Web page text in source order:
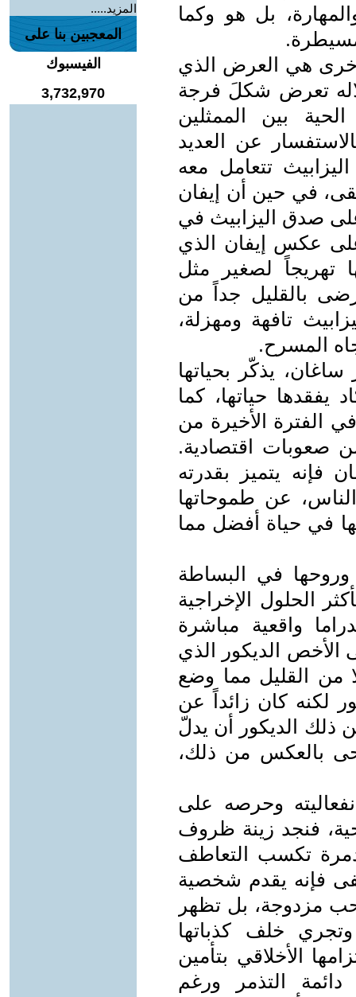
بل هو وكما
هي العرض الذي
تعرض شكلَ فرجة
بين الممثلين
عن العديد
تتعامل معه
في حين أن إيفان
صدق اليزابيث في
عكس إيفان الذي
تهريجاً لصغير مثل
بالقليل جداً من
تافهة ومهزلة،
المسرح.
يذكّر بحياتها
حياتها، كما
الفترة الأخيرة من
من صعوبات اقتصادية.
فإنه يتميز بقدرته
عن طموحاتها
في حياة أفضل مما
في البساطة
الحلول الإخراجية
واقعية مباشرة
الأخص الديكور الذي
من القليل مما وضع
لكنه كان زائداً عن
ذلك الديكور أن يدلّ
بالعكس من ذلك،
وحرصه على
فنجد زينة ظروف
تكسب التعاطف
فإنه يقدم شخصية
مزدوجة، بل تظهر
وتجري خلف كذباتها
الأخلاقي بتأمين
التذمر ورغم
المزيد.....
المعجبين بنا على
الفيسبوك
3,732,970